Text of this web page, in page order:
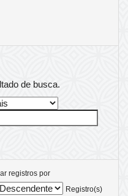
de busca.
registros por
Registro(s)